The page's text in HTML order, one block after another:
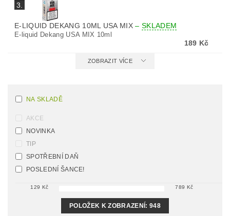
3.
E-LIQUID DEKANG 10ML USA MIX–SKLADEM
E-liquid Dekang USA MIX 10ml
189 Kč
ZOBRAZIT VÍCE
NA SKLADĚ
AKCE
NOVINKA
TIP
SPOTŘEBNÍ DAŇ
POSLEDNÍ ŠANCE!
129 Kč 789 Kč
POLOŽEK K ZOBRAZENÍ: 948